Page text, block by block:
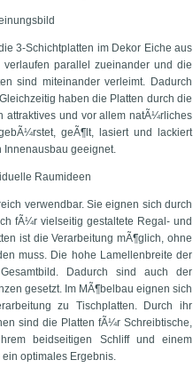
3-Schichtplatten im Dekor Eiche aus
parallel zueinander und die
sind miteinander verleimt. Dadurch
haben die Platten durch die
attraktives und vor allem natÃ¼rliches
geÃ¶lt, lasiert und lackiert
Innenausbau geeignet.
Raumideen
verwendbar. Sie eignen sich durch
fÃ¼r vielseitig gestaltete Regal- und
ist die Verarbeitung mÃ¶glich, ohne
muss. Die hohe Lamellenbreite der
Dadurch sind auch der
gesetzt. Im MÃ¶belbau eignen sich
zu Tischplatten. Durch ihr
sind die Platten fÃ¼r Schreibtische,
beidseitigen Schliff und einem
optimales Ergebnis.